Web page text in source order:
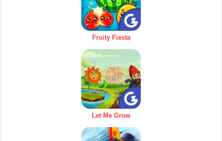
Fruity Fiesta
Let Me Grow